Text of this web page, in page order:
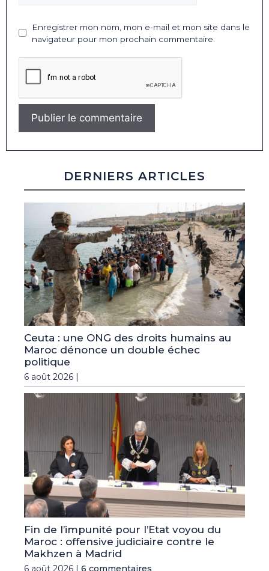
Enregistrer mon nom, mon e-mail et mon site dans le
navigateur pour mon prochain commentaire.
DERNIERS ARTICLES
Ceuta : une ONG des droits humains au
Maroc dénonce un double échec
politique
6 août 2026 |
Fin de l’impunité pour l’Etat voyou du
Maroc : offensive judiciaire contre le
Makhzen à Madrid
6 août 2026 | 6 commentaires